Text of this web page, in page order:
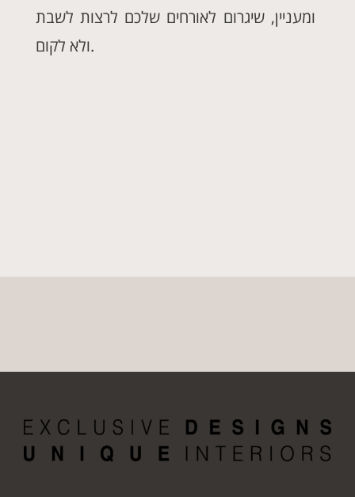
ומעניין, שיגרום לאורחים שלכם לרצות לשבת
ולא לקום.